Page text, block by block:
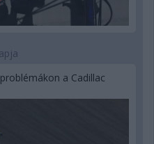
a Cadillac